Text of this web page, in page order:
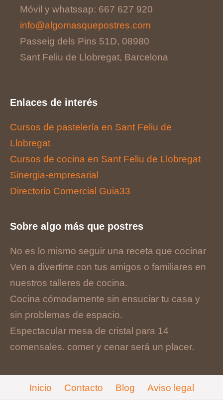
Móvil y whatssap: 667 627 920
info@algomasquepostres.com
Passeig dels Pins 51D, 08980
Sant Feliu de Llobregat, Barcelona
Enlaces de interés
Cursos de pastelería en Sant Feliu de
Llobregat
Cursos de cocina en Sant Feliu de Llobregat
Sinergia-empresarial
Directorio Comercial Guia33
Sobre algo más que postres
No es lo mismo seguir una receta que cocinar
Ven a divertirte con tus amigos o familiares en
nuestros talleres de cocina.
Cocina cómodamente sin ensuciar tu casa y
sin problemas de espacio.
Espectacular mesa de cristal para 14
comensales. comer y cenar será un placer.
Inicio Contacto Blog
Aviso legal